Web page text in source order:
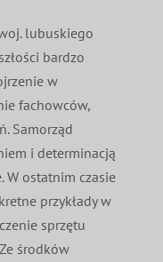
lubuskiego
bardzo
w
fachowców,
Samorząd
i determinacją
W ostatnim czasie
przykłady w
sprzętu
środków